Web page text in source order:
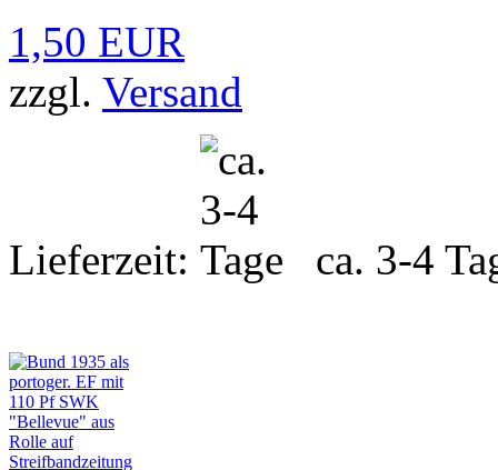
1,50 EUR
zzgl. Versand
Lieferzeit: ca. 3-4